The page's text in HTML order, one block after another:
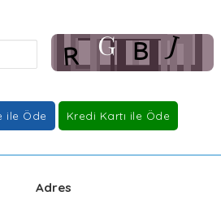
Adres